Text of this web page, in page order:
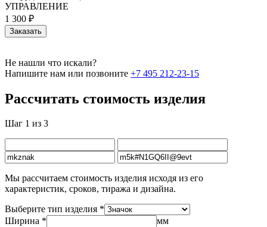
УПРАВЛЕНИЕ
1 300 ₽
Заказать
Не нашли что искали?
Напишите нам или позвоните +7 495 212-23-15
Рассчитать стоимость изделия
Шаг 1 из 3
Мы рассчитаем стоимость изделия исходя из его
характеристик, сроков, тиража и дизайна.
Выберите тип изделия *
Ширина *
мм